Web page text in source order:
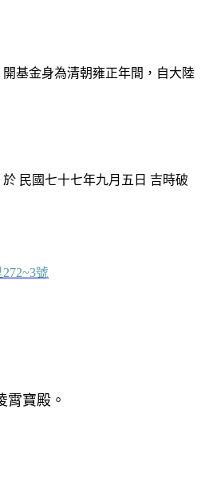
開基金身為清朝雍正年間，自大陸
民國七十七年九月五日 吉時破
272~3號
霄寶殿。